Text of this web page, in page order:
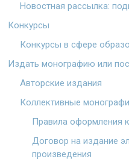
Новостная рассылка:
Конкурсы
Конкурсы в сфере
Издать монографию или
Авторские издания
Коллективные
Правила оформления
Договор на издание
произведения